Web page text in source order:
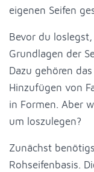
eigenen Seifen
Bevor du
Grundlagen der
Dazu gehören
Hinzufügen von
in Formen. Aber
um loszulegen?
Zunächst
Rohseifenbasis.